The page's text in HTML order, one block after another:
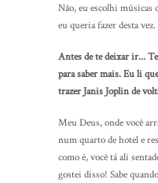
Não, eu escolhi músicas
eu queria fazer desta
Antes de te deixar ir...
para saber mais. Eu li
trazer Janis Joplin de
Meu Deus, onde você
num quarto de hotel e
como é, você tá ali
gostei disso! Sabe